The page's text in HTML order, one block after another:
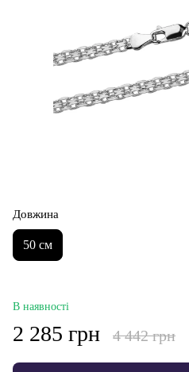
Довжина
50 см
В наявності
2 285 грн 4 442 грн